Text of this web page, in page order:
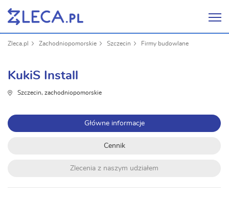
Zleca.pl Zachodniopomorskie Szczecin Firmy budowlane
KukiS Install
Szczecin, zachodniopomorskie
Główne informacje
Cennik
Zlecenia z naszym udziałem